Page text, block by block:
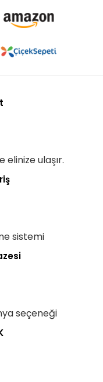
elinize ulaşır.
sistemi
seçeneği